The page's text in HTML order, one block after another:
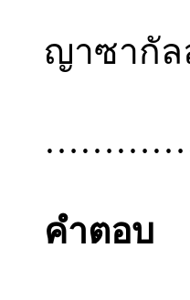
ญาซากัล
คำตอบ